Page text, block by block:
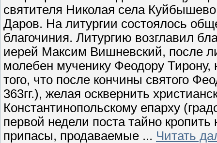
святителя Николая села
Даров. На литургии состоялось
благочиния. Литургию возглавил
иерей Максим Вишневский, после
молебен мученику Феодору
того, что после кончины святого
363гг.), желая осквернить
Константинопольскому епарху
первой недели поста тайно
припасы, продаваемые ... Читать